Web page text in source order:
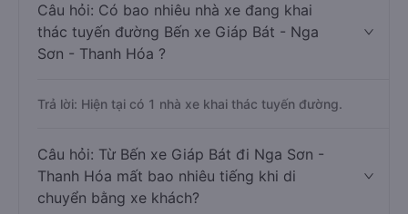
Câu hỏi: Có bao nhiêu nhà xe đang khai
thác tuyến đường Bến xe Giáp Bát - Nga
Sơn - Thanh Hóa ?
Trả lời: Hiện tại có 1 nhà xe khai thác tuyến đường.
Câu hỏi: Từ Bến xe Giáp Bát đi Nga Sơn -
Thanh Hóa mất bao nhiêu tiếng khi di
chuyển bằng xe khách?